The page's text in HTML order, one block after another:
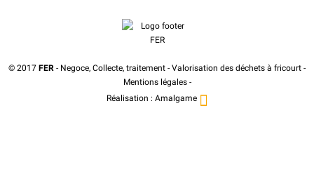
© 2017 FER - Negoce, Collecte, traitement - Valorisation des déchets à fricourt -
Mentions légales-
Réalisation : Amalgame